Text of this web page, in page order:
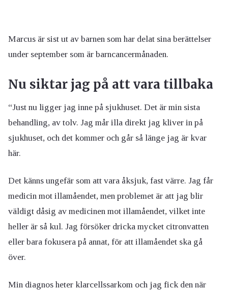
Marcus är sist ut av barnen som har delat sina berättelser
under september som är barncancermånaden.
Nu siktar jag på att vara tillbaka
“Just nu ligger jag inne på sjukhuset. Det är min sista
behandling, av tolv. Jag mår illa direkt jag kliver in på
sjukhuset, och det kommer och går så länge jag är kvar
här.
Det känns ungefär som att vara åksjuk, fast värre. Jag får
medicin mot illamåendet, men problemet är att jag blir
väldigt dåsig av medicinen mot illamåendet, vilket inte
heller är så kul. Jag försöker dricka mycket citronvatten
eller bara fokusera på annat, för att illamåendet ska gå
över.
Min diagnos heter klarcellssarkom och jag fick den när